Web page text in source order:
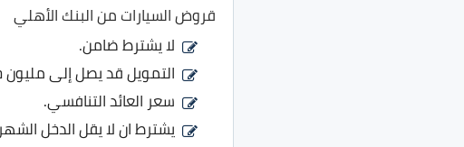
قروض السيارات من البنك الأهلي
لا يشترط ضامن.
التمويل قد يصل إلى مليون
سعر العائد التنافسي.
يشترط ان لا يقل الدخل الشهرى